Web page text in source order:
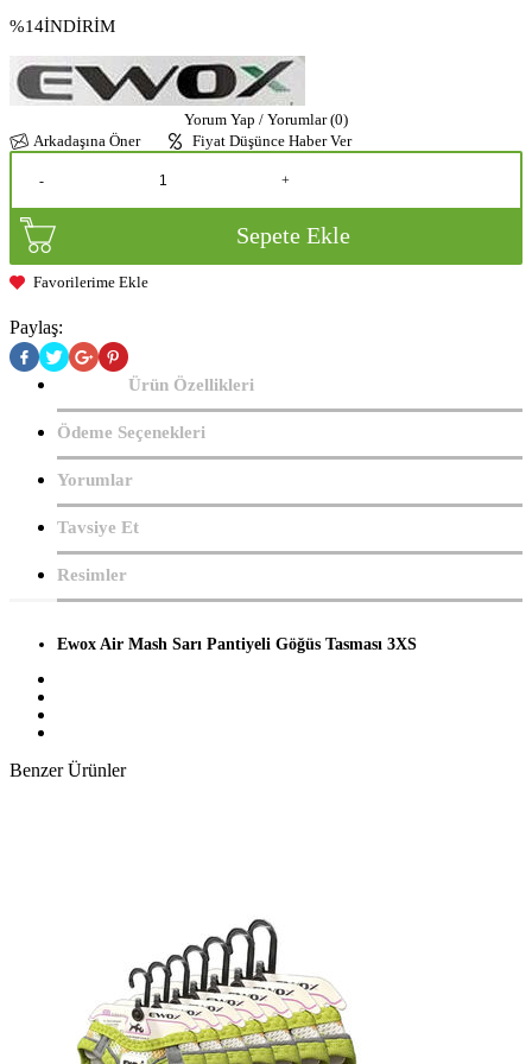
%14İNDİRİM
Yorum Yap / Yorumlar (0)
Arkadaşına Öner
Fiyat Düşünce Haber Ver
- +
Sepete Ekle
Favorilerime Ekle
Paylaş:
Ürün Özellikleri
Ödeme Seçenekleri
Yorumlar
Tavsiye Et
Resimler
Ewox Air Mash Sarı Pantiyeli Göğüs Tasması 3XS
Benzer Ürünler